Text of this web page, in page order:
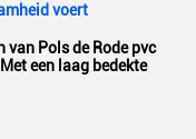
voert
van Pols de Rode pvc
een laag bedekte